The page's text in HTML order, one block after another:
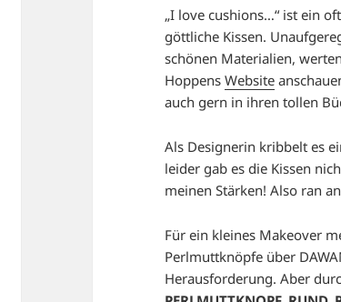
„I love cushions…“ ist ein
göttliche Kissen.
schönen Materialien,
HoppensWebsite
auch gern in ihren tollen
Als Designerin kribbelt es
leider gab es die Kissen
meinen Stärken! Also ran
Für ein kleines Makeover
Perlmuttknöpfe über
Herausforderung. Aber